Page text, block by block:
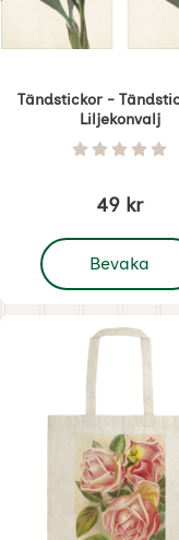
Tändstickor -
Liljekonvalj
Art. nr 7200 Betyg: 0
49 kr
Bevaka
, Tändstickor -